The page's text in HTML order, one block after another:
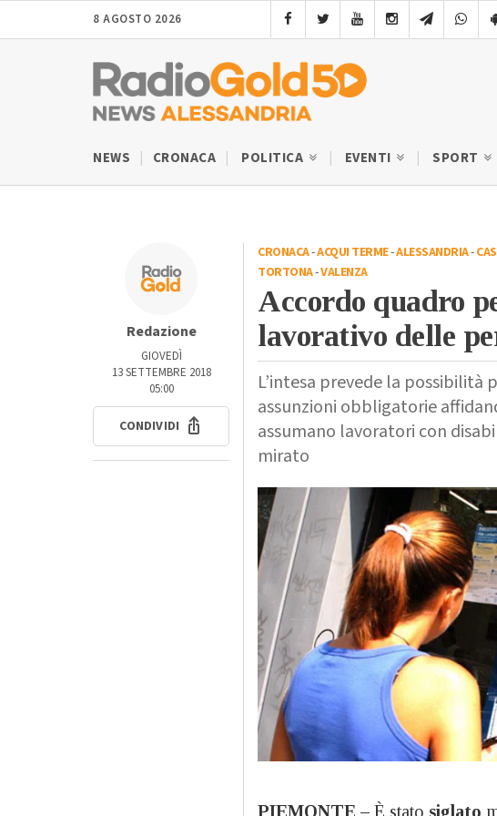
8 AGOSTO 2026
NEWS CRONACA POLITICA EVENTI SPORT
Redazione
GIOVEDÌ
13 SETTEMBRE 2018
05:00
CONDIVIDI
CRONACA-ACQUI TERME-ALESSANDRIA-
TORTONA-VALENZA
Accordo quadro
lavorativo delle
L’intesa prevede la
assunzioni obbligatorie
assumano lavoratori con
mirato
PIEMONTE – È stato siglato